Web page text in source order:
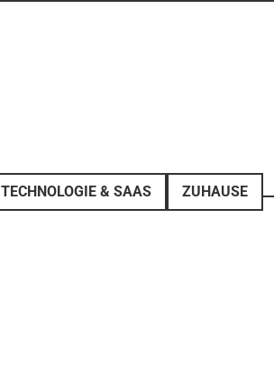
TECHNOLOGIE & SAAS ZUHAUSE